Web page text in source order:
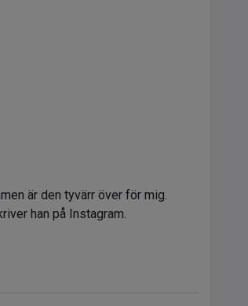
är den tyvärr över för mig.
han på Instagram.